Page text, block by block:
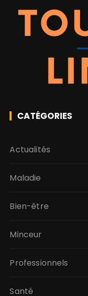
CATÉGORIES
Actualités
Maladie
Bien-être
Minceur
Professionnels
Santé